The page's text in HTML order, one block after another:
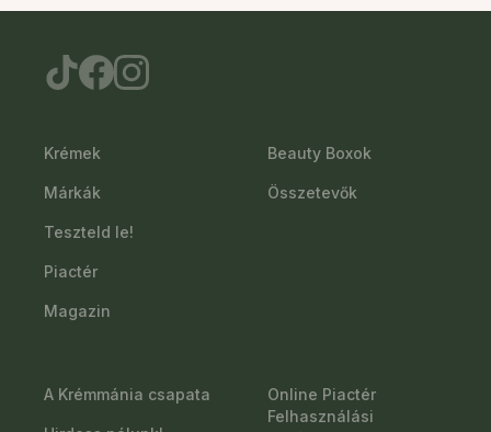
Krémek
Márkák
Teszteld le!
Piactér
Magazin
Beauty Boxok
Összetevők
A Krémmánia csapata
Online Piactér
Felhasználási